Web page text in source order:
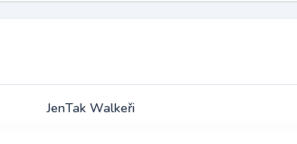
JenTak Walkeři